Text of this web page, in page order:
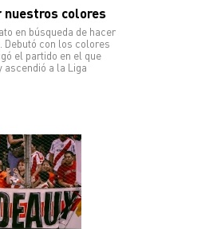
nuestros colores
en búsqueda de hacer
Debutó con los colores
el partido en el que
ascendió a la Liga